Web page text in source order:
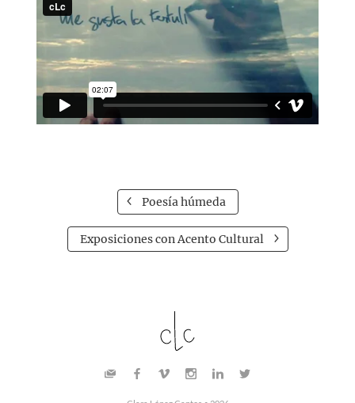
Poesía húmeda
Exposiciones con Acento Cultural